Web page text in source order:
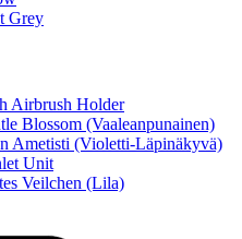
Grey
Airbrush Holder
Blossom (Vaaleanpunainen)
Ametisti (Violetti-Läpinäkyvä)
Unit
Veilchen (Lila)